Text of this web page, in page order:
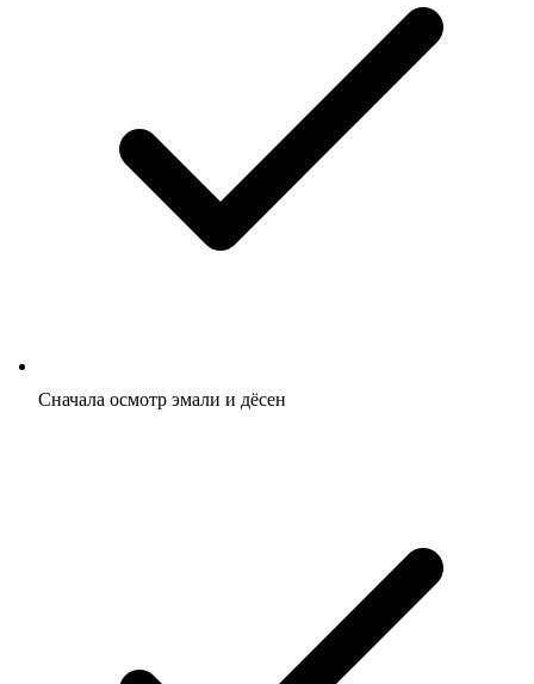
Сначала осмотр эмали и дёсен